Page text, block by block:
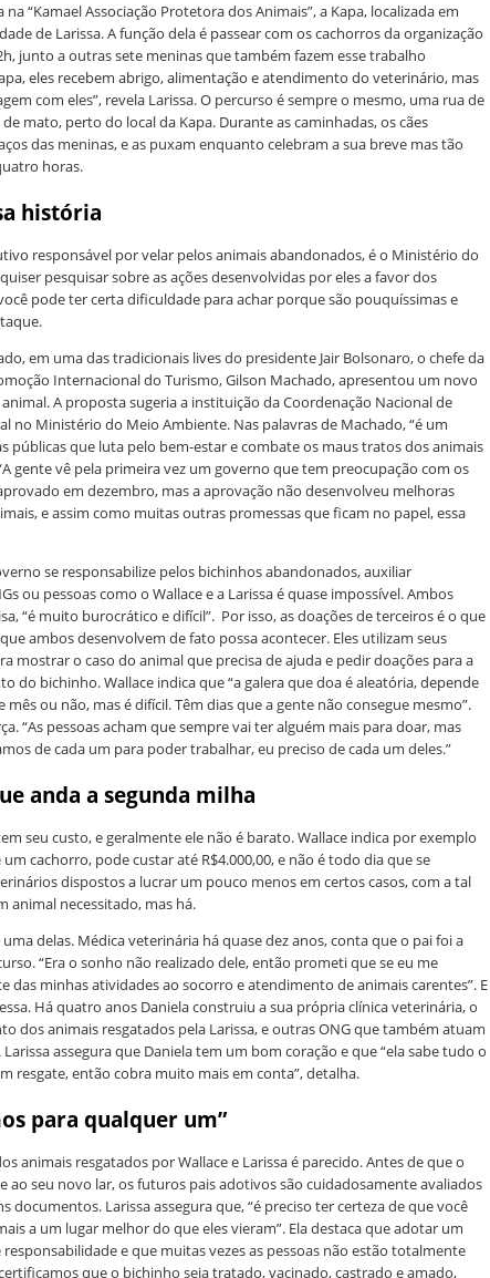
“Kamael Associação Protetora dos Animais”, a Kapa, localizada em
de Larissa. A função dela é passear com os cachorros da organização
junto a outras sete meninas que também fazem esse trabalho
eles recebem abrigo, alimentação e atendimento do veterinário, mas
com eles”, revela Larissa. O percurso é sempre o mesmo, uma rua de
mato, perto do local da Kapa. Durante as caminhadas, os cães
das meninas, e as puxam enquanto celebram a sua breve mas tão
horas.
história
responsável por velar pelos animais abandonados, é o Ministério do
pesquisar sobre as ações desenvolvidas por eles a favor dos
pode ter certa dificuldade para achar porque são pouquíssimas e
em uma das tradicionais lives do presidente Jair Bolsonaro, o chefe da
Internacional do Turismo, Gilson Machado, apresentou um novo
A proposta sugeria a instituição da Coordenação Nacional de
no Ministério do Meio Ambiente. Nas palavras de Machado, “é um
públicas que luta pelo bem-estar e combate os maus tratos dos animais
gente vê pela primeira vez um governo que tem preocupação com os
em dezembro, mas a aprovação não desenvolveu melhoras
e assim como muitas outras promessas que ficam no papel, essa
se responsabilize pelos bichinhos abandonados, auxiliar
ou pessoas como o Wallace e a Larissa é quase impossível. Ambos
“é muito burocrático e difícil”. Por isso, as doações de terceiros é o que
ambos desenvolvem de fato possa acontecer. Eles utilizam seus
mostrar o caso do animal que precisa de ajuda e pedir doações para a
do bichinho. Wallace indica que “a galera que doa é aleatória, depende
ou não, mas é difícil. Têm dias que a gente não consegue mesmo”.
“As pessoas acham que sempre vai ter alguém mais para doar, mas
de cada um para poder trabalhar, eu preciso de cada um deles.”
anda a segunda milha
seu custo, e geralmente ele não é barato. Wallace indica por exemplo
cachorro, pode custar até R$4.000,00, e não é todo dia que se
dispostos a lucrar um pouco menos em certos casos, com a tal
animal necessitado, mas há.
uma delas. Médica veterinária há quase dez anos, conta que o pai foi a
“Era o sonho não realizado dele, então prometi que se eu me
das minhas atividades ao socorro e atendimento de animais carentes”. E
Há quatro anos Daniela construiu a sua própria clínica veterinária, o
dos animais resgatados pela Larissa, e outras ONG que também atuam
assegura que Daniela tem um bom coração e que “ela sabe tudo o
resgate, então cobra muito mais em conta”, detalha.
para qualquer um”
animais resgatados por Wallace e Larissa é parecido. Antes de que o
ao seu novo lar, os futuros pais adotivos são cuidadosamente avaliados
documentos. Larissa assegura que, “é preciso ter certeza de que você
a um lugar melhor do que eles vieram”. Ela destaca que adotar um
e que muitas vezes as pessoas não estão totalmente
que o bichinho seja tratado, vacinado, castrado e amado,